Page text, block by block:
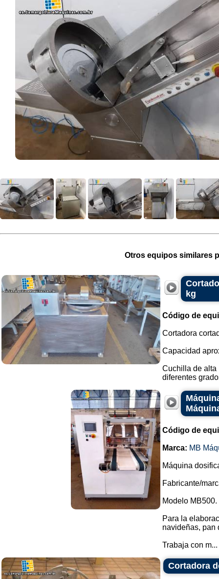
Otros equipos similares
kg
Código de
Cortadora
Capacidad
Cuchilla de alta
diferentes
Código de
Marca: MB
Máquina
Fabricante/
Modelo MB500.
Para la
navideñas, pan
Trabaja con m...
Cortadora